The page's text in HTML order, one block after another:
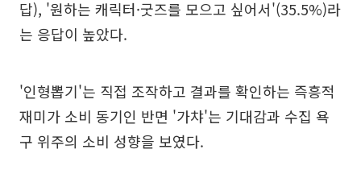
답), '원하는 캐릭터·굿즈를 모으고 싶어서'(35.5%)라
는 응답이 높았다.
'인형뽑기'는 직접 조작하고 결과를 확인하는 즉흥적
재미가 소비 동기인 반면 '가챠'는 기대감과 수집 욕
구 위주의 소비 성향을 보였다.